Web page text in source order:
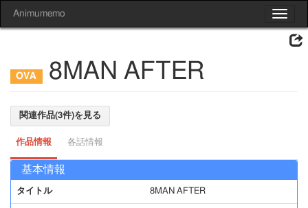
Toggle
Animumemo
8MAN AFTER
関連作品(3件)を見る
作品情報 各話情報
基本情報
タイトル 8MAN AFTER